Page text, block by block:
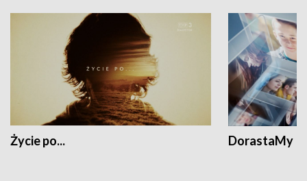
Życie po... DorastaMy